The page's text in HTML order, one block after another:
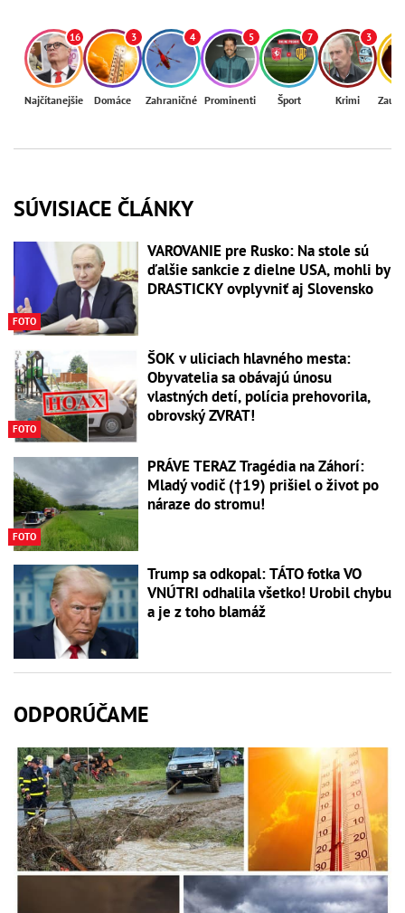
16
Najčítanejšie
3
Domáce
4
Zahraničné
5
Prominenti
7
Šport
3
Krimi
SÚVISIACE ČLÁNKY
FOTO
VAROVANIE pre Rusko: Na stole sú
ďalšie sankcie z dielne USA, mohli by
DRASTICKY ovplyvniť aj Slovensko
FOTO
ŠOK v uliciach hlavného mesta:
Obyvatelia sa obávajú únosu
vlastných detí, polícia prehovorila,
obrovský ZVRAT!
FOTO
PRÁVE TERAZ Tragédia na Záhorí:
Mladý vodič (†19) prišiel o život po
náraze do stromu!
Trump sa odkopal: TÁTO fotka VO
VNÚTRI odhalila všetko! Urobil chybu
a je z toho blamáž
ODPORÚČAME